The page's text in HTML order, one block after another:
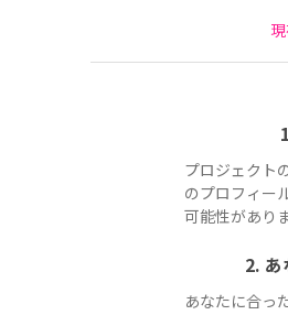
プロジェクト
のプロフィー
可能性がありま
2.
あなたに合っ